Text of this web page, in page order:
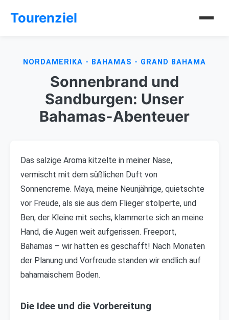
Tourenziel
NORDAMERIKA - BAHAMAS - GRAND BAHAMA
Sonnenbrand und
Sandburgen: Unser
Bahamas-Abenteuer
Das salzige Aroma kitzelte in meiner Nase,
vermischt mit dem süßlichen Duft von
Sonnencreme. Maya, meine Neunjährige, quietschte
vor Freude, als sie aus dem Flieger stolperte, und
Ben, der Kleine mit sechs, klammerte sich an meine
Hand, die Augen weit aufgerissen. Freeport,
Bahamas – wir hatten es geschafft! Nach Monaten
der Planung und Vorfreude standen wir endlich auf
bahamaischem Boden.
Die Idee und die Vorbereitung